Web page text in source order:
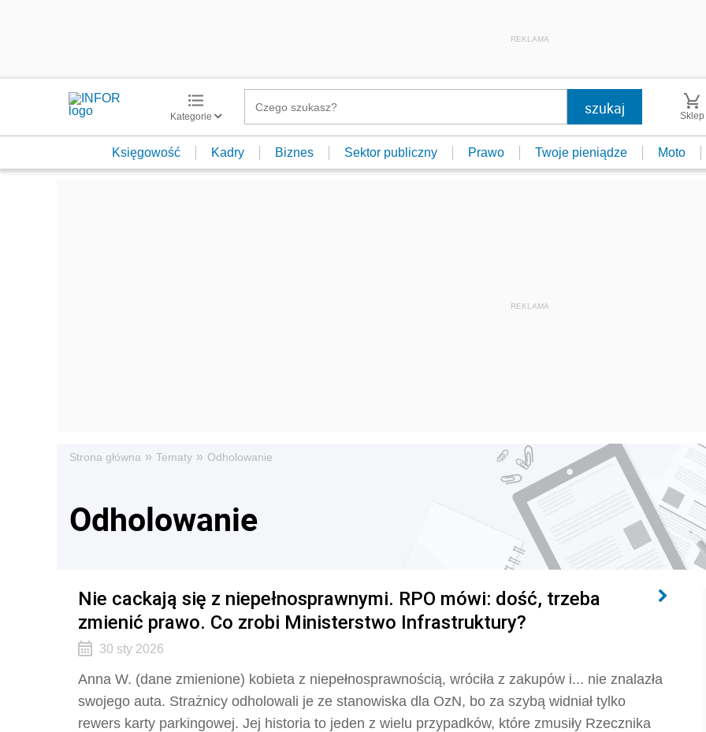
REKLAMA
Kategorie Sklep
Księgowość Kadry Biznes Sektor publiczny Prawo Twoje pieniądze Moto
Strona główna » Tematy » Odholowanie
Odholowanie
Nie cackają się z niepełnosprawnymi. RPO mówi: dość, trzeba
zmienić prawo. Co zrobi Ministerstwo Infrastruktury?
30 sty 2026
Anna W. (dane zmienione) kobieta z niepełnosprawnością, wróciła z zakupów i... nie znalazła
swojego auta. Strażnicy odholowali je ze stanowiska dla OzN, bo za szybą widniał tylko
rewers karty parkingowej. Jej historia to jeden z wielu przypadków, które zmusiły Rzecznika